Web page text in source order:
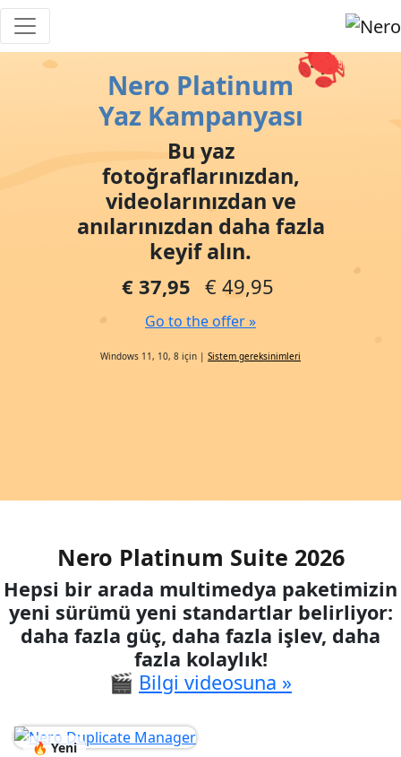
Nero Platinum
Yaz Kampanyası
Bu yaz
fotoğraflarınızdan,
videolarınızdan ve
anılarınızdan daha fazla
keyif alın.
€ 37,95 € 49,95
Go to the offer »
Windows 11, 10, 8 için | Sistem gereksinimleri
Nero Platinum Suite 2026
Hepsi bir arada multimedya paketimizin
yeni sürümü yeni standartlar belirliyor:
daha fazla güç, daha fazla işlev, daha
fazla kolaylık!
🎬 Bilgi videosuna »
🔥 Yeni